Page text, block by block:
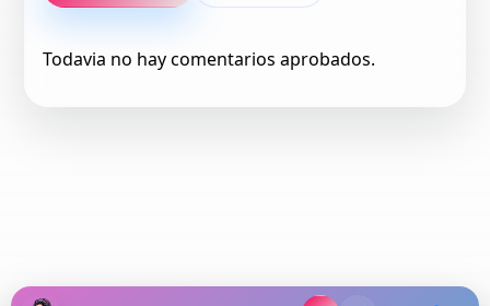
Todavia no hay comentarios aprobados.